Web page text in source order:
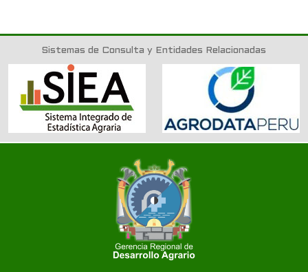
Sistemas de Consulta y Entidades Relacionadas